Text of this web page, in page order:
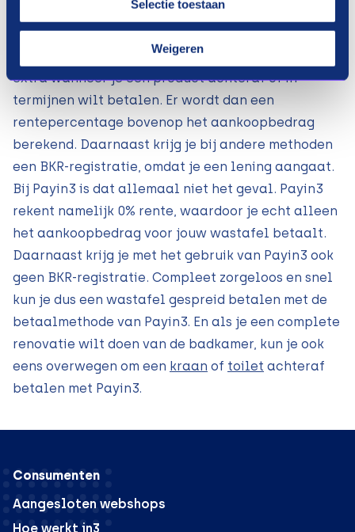
Selectie toestaan
Weigeren
achteraf betalen?
Bij de meeste financieringsmethoden betaal je
extra wanneer je een product achteraf of in
termijnen wilt betalen. Er wordt dan een
rentepercentage bovenop het aankoopbedrag
berekend. Daarnaast krijg je bij andere methoden
een BKR-registratie, omdat je een lening aangaat.
Bij Payin3 is dat allemaal niet het geval. Payin3
rekent namelijk 0% rente, waardoor je echt alleen
het aankoopbedrag voor jouw wastafel betaalt.
Daarnaast krijg je met het gebruik van Payin3 ook
geen BKR-registratie. Compleet zorgeloos en snel
kun je dus een wastafel gespreid betalen met de
betaalmethode van Payin3. En als je een complete
renovatie wilt doen van de badkamer, kun je ook
eens overwegen om een kraan of toilet achteraf
betalen met Payin3.
Consumenten
Aangesloten webshops
Hoe werkt in3